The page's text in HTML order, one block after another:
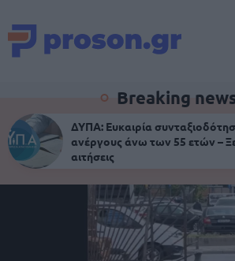
Breaking
ΔΥΠΑ: Ευκαιρία
ανέργους άνω των 55 ετών –
αιτήσεις